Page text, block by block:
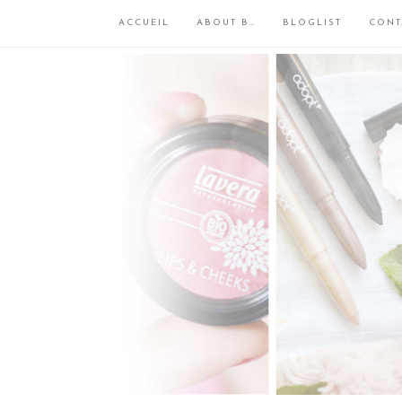
ACCUEIL ABOUT B… BLOGLIST